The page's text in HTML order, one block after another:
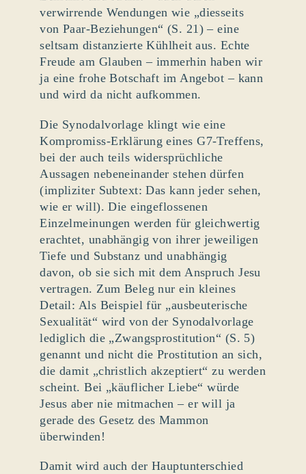
verwirrende Wendungen wie „diesseits
von Paar-Beziehungen“ (S. 21) – eine
seltsam distanzierte Kühlheit aus. Echte
Freude am Glauben – immerhin haben wir
ja eine frohe Botschaft im Angebot – kann
und wird da nicht aufkommen.
Die Synodalvorlage klingt wie eine
Kompromiss-Erklärung eines G7-Treffens,
bei der auch teils widersprüchliche
Aussagen nebeneinander stehen dürfen
(impliziter Subtext: Das kann jeder sehen,
wie er will). Die eingeflossenen
Einzelmeinungen werden für gleichwertig
erachtet, unabhängig von ihrer jeweiligen
Tiefe und Substanz und unabhängig
davon, ob sie sich mit dem Anspruch Jesu
vertragen. Zum Beleg nur ein kleines
Detail: Als Beispiel für „ausbeuterische
Sexualität“ wird von der Synodalvorlage
lediglich die „Zwangsprostitution“ (S. 5)
genannt und nicht die Prostitution an sich,
die damit „christlich akzeptiert“ zu werden
scheint. Bei „käuflicher Liebe“ würde
Jesus aber nie mitmachen – er will ja
gerade des Gesetz des Mammon
überwinden!
Damit wird auch der Hauptunterschied